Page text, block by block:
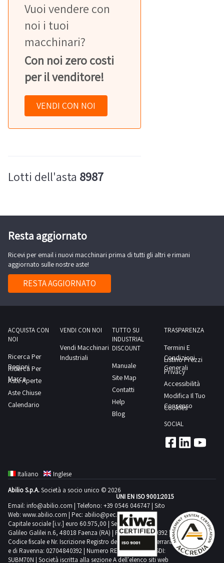
Vuoi vendere con
noi i tuoi
macchinari?
Con noi zero costi
per il venditore!
VENDI CON NOI
Lotti dell'asta 8987
Resta aggiornato
Ricevi per email i nuovi macchinari prima di tutti gli altri e rimani
aggiornato sulle nostre aste!
RESTA AGGIORNATO
ACQUISTA CON
NOI
Ricerca Per
Regioni
Ricerca Per
Marca
Aste Aperte
Aste Chiuse
Calendario
VENDI CON NOI
Vendi Macchinari
Industriali
TUTTO SU
INDUSTRIAL
DISCOUNT
Manuale
Site Map
Contatti
Help
Blog
TRASPARENZA
Termini E
Condizioni
Generali
Listino Prezzi
Privacy
Accessibilità
Modifica Il Tuo
Consenso
Cookies
SOCIAL
Italiano
Inglese
Abilio S.p.A.Società a socio unico © 2026
Email: info@abilio.com | Telefono: +39 0546 046747 | Sito
Web: www.abilio.com | Pec: abilio@pec.illimity.com
Capitale sociale [i.v.] euro 60.975,00 | Sede legale in Via
Galileo Galilei n.6, 48018 Faenza (RA) | P.IVA: 02704840392 |
Codice fiscale e Nr. Iscrizione Registro delle Imprese di Ferrara
e di Ravenna: 02704840392 | Numero REA RA 224830 | SDI:
SUBM70N | Società iscritta alla sezione A dell'elenco siti web
UNI EN ISO 9001:2015